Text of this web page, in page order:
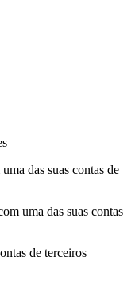
das suas contas de
uma das suas contas
de terceiros